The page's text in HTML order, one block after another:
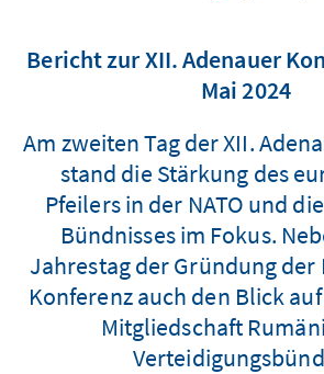
Bericht zur XII. Adenauer
Mai 2024
Am zweiten Tag der XII.
stand die Stärkung des
Pfeilers in der NATO und
Bündnisses im Fokus.
Jahrestag der Gründung der
Konferenz auch den Blick
Mitgliedschaft